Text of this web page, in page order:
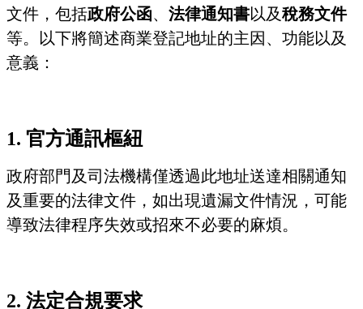
文件，包括政府公函、 法律通知書以及稅務文件
等。以下將簡述商業登記地址的主因、功能以及
意義：
1. 官方通訊樞紐
政府部門及司法機構僅透過此地址送達相關通知
及重要的法律文件，如出現遺漏文件情況，可能
導致法律程序失效或招來不必要的麻煩。
2. 法定合規要求